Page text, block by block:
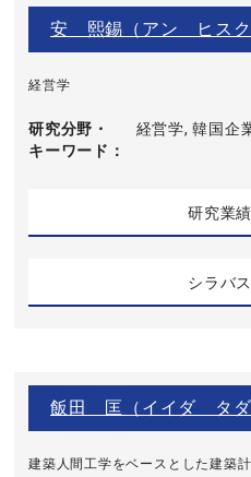
安 熙錫（アン ヒスク
経営学
研究分野・
キーワード
経営学, 韓国企
研究業
シラバ
飯田 匡（イイダ タダ
建築人間工学をベースとした建築